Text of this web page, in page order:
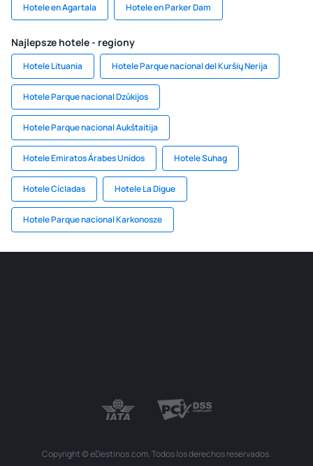
Hotele en Agartala Hotele en Parker Dam
Najlepsze hotele - regiony
Hotele Lituania Hotele Parque nacional del Kuršių Nerija
Hotele Parque nacional Dzūkijos
Hotele Parque nacional Aukštaitija
Hotele Emiratos Árabes Unidos Hotele Suhag
Hotele Cícladas Hotele La Digue
Hotele Parque nacional Karkonosze
Copyright © eDestinos.com. Todos los derechos reservados.